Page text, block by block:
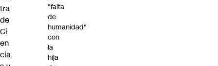
tra
de
Ci
en
cia
"falta
de
humanidad"
con
la
hija